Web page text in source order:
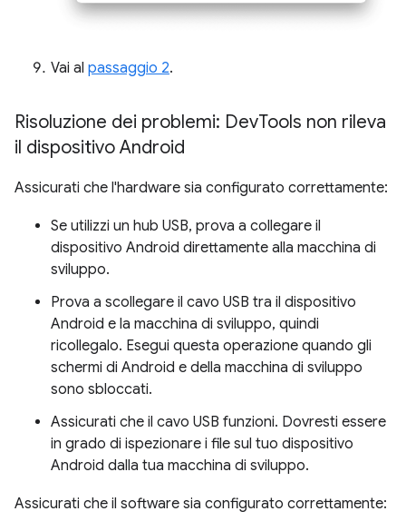
Vai al passaggio 2.
Risoluzione dei problemi: DevTools non rileva
il dispositivo Android
Assicurati che l'hardware sia configurato correttamente:
Se utilizzi un hub USB, prova a collegare il
dispositivo Android direttamente alla macchina di
sviluppo.
Prova a scollegare il cavo USB tra il dispositivo
Android e la macchina di sviluppo, quindi
ricollegalo. Esegui questa operazione quando gli
schermi di Android e della macchina di sviluppo
sono sbloccati.
Assicurati che il cavo USB funzioni. Dovresti essere
in grado di ispezionare i file sul tuo dispositivo
Android dalla tua macchina di sviluppo.
Assicurati che il software sia configurato correttamente: